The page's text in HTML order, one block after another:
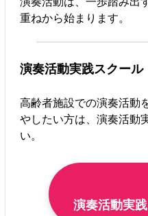
重ねから始まります。
演奏活動実践スクール
高齢者施設での演奏活動
やしたい方は、演奏活動
い。
演奏活動実